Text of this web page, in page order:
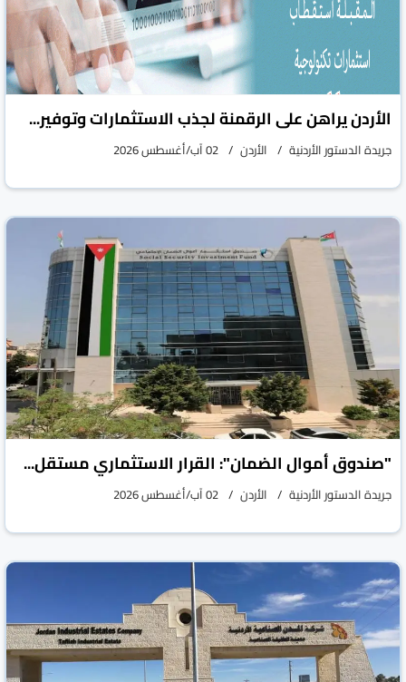
الأردن يراهن على الرقمنة لجذب الاستثمارات وتوفير...
جريدة الدستور الأردنية الأردن 02 آب/أغسطس 2026
"صندوق أموال الضمان": القرار الاستثماري مستقل...
جريدة الدستور الأردنية الأردن 02 آب/أغسطس 2026